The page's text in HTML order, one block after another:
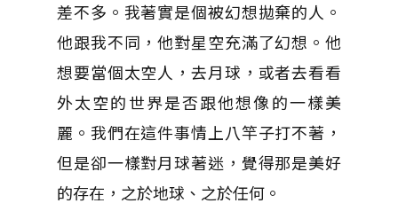
差不多。我著實是個被幻想拋棄的人。
他跟我不同，他對星空充滿了幻想。他
想要當個太空人，去月球，或者去看看
外太空的世界是否跟他想像的一樣美
麗。我們在這件事情上八竿子打不著，
但是卻一樣對月球著迷，覺得那是美好
的存在，之於地球、之於任何。